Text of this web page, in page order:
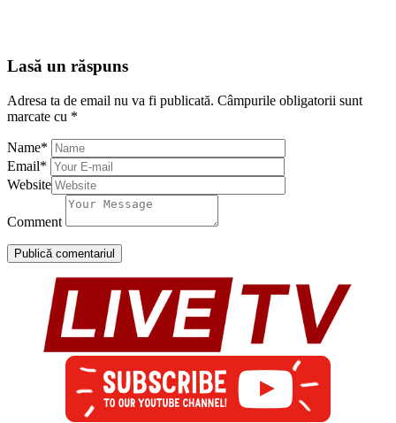
Lasă un răspuns
Adresa ta de email nu va fi publicată. Câmpurile obligatorii sunt
marcate cu *
Name*
Email*
Website
Comment